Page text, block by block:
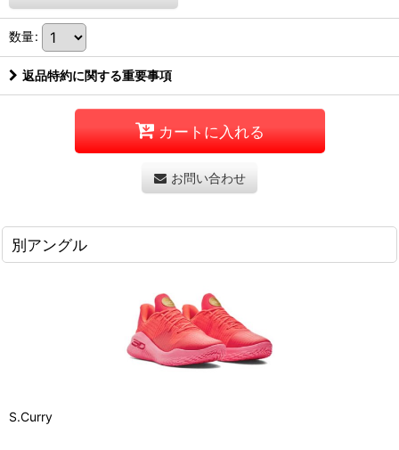
数量:
返品特約に関する重要事項
カートに入れる
お問い合わせ
別アングル
S.Curry